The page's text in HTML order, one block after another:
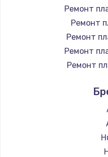
Ремонт
Ремонт
Ремонт
Ремонт
Ремонт
Ремонт
Ремонт
Ремонт
Ремонт
Ремонт